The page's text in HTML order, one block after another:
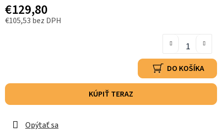
€129,80
€105,53 bez DPH
DO KOŠÍKA
KÚPIŤ TERAZ
Opýtať sa